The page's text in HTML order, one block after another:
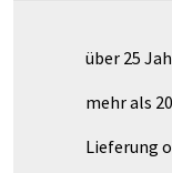
über 25
mehr als
Lieferung